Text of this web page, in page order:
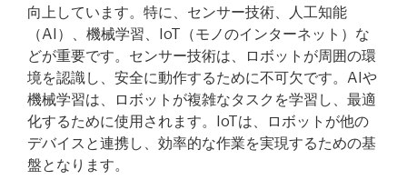
向上しています。特に、センサー技術、人工知能
（AI）、機械学習、IoT（モノのインターネット）な
どが重要です。センサー技術は、ロボットが周囲の環
境を認識し、安全に動作するために不可欠です。AIや
機械学習は、ロボットが複雑なタスクを学習し、最適
化するために使用されます。IoTは、ロボットが他の
デバイスと連携し、効率的な作業を実現するための基
盤となります。